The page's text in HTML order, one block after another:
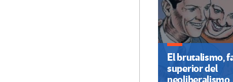
El brutalismo,
superior del